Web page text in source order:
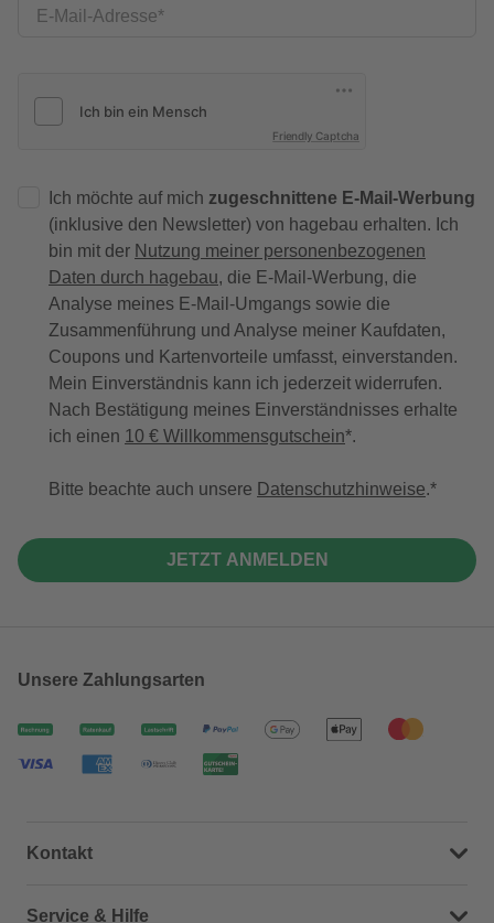
E-Mail-Adresse
Friendly Captcha
Ich möchte auf mich zugeschnittene E-Mail-Werbung
(inklusive den Newsletter) von hagebau erhalten. Ich
bin mit der Nutzung meiner personenbezogenen
Daten durch hagebau, die E-Mail-Werbung, die
Analyse meines E-Mail-Umgangs sowie die
Zusammenführung und Analyse meiner Kaufdaten,
Coupons und Kartenvorteile umfasst, einverstanden.
Mein Einverständnis kann ich jederzeit widerrufen.
Nach Bestätigung meines Einverständnisses erhalte
ich einen 10 € Willkommensgutschein*.
Bitte beachte auch unsere Datenschutzhinweise.
JETZT ANMELDEN
Unsere Zahlungsarten
Kontakt
Dein Kontakt zu uns
Service & Hilfe